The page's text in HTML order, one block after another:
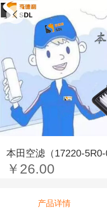
本田空滤（17220-5R0-
￥26.00
产品详情